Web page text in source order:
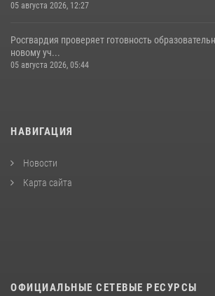
05 августа 2026, 12:27
Росгвардия проверяет готовность
новому уч...
05 августа 2026, 05:44
НАВИГАЦИЯ
Новости
Карта сайта
ОФИЦИАЛЬНЫЕ СЕТЕВЫЕ РЕСУРСЫ